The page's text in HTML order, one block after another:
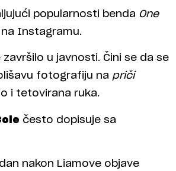
popularnosti benda One
Instagramu.
u javnosti. Čini se da se
fotografiju na priči
i tetovirana ruka.
često dopisuje sa
nakon Liamove objave